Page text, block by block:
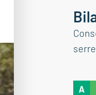
serre
A